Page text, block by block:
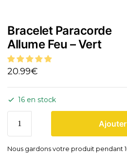
Bracelet Paracorde
Allume Feu – Vert
20.99€
16 en stock
Nous gardons votre produit pendant